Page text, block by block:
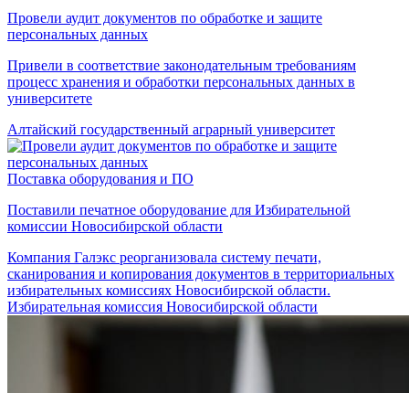
Провели аудит документов по обработке и защите
персональных данных
Привели в соответствие законодательным требованиям
процесс хранения и обработки персональных данных в
университете
Алтайский государственный аграрный университет
Поставка оборудования и ПО
Поставили печатное оборудование для Избирательной
комиссии Новосибирской области
Компания Галэкс реорганизовала систему печати,
сканирования и копирования документов в территориальных
избирательных комиссиях Новосибирской области.
Избирательная комиссия Новосибирской области